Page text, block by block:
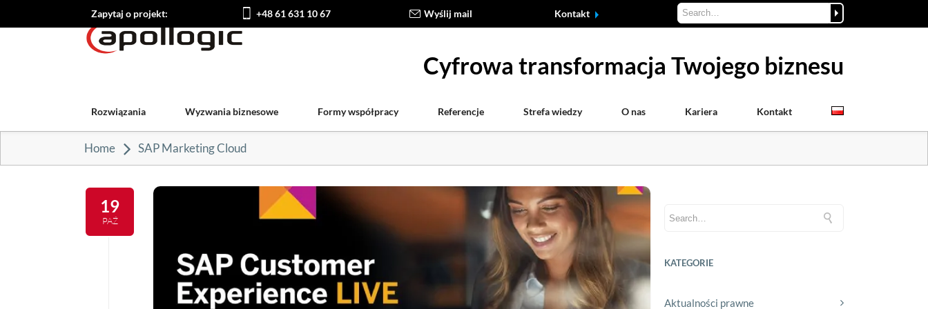
Zapytaj o projekt: +48 61 631 10 67 Wyślij mail Kontakt
Cyfrowa transformacja Twojego biznesu
Rozwiązania Wyzwania biznesowe Formy współpracy Referencje Strefa wiedzy O nas Kariera Kontakt
Home SAP Marketing Cloud
19
PAŹ
KATEGORIE
Aktualności prawne